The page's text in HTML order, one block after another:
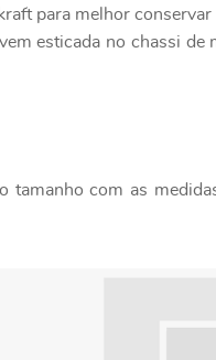
para melhor
esticada no chassi de
tamanho com as